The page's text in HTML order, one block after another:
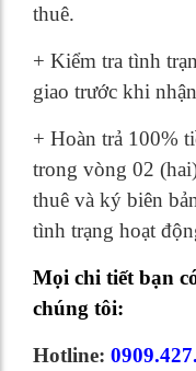
thuê.
+ Kiểm tra tình
giao trước khi
+ Hoàn trả 100%
trong vòng 02
thuê và ký biên
tình trạng hoạt
Mọi chi tiết bạn
chúng tôi:
Hotline: